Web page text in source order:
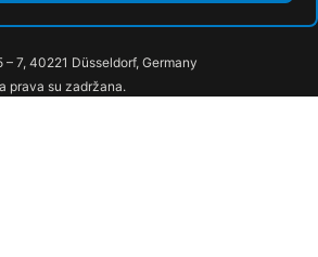
– 7, 40221 Düsseldorf, Germany
prava su zadržana.